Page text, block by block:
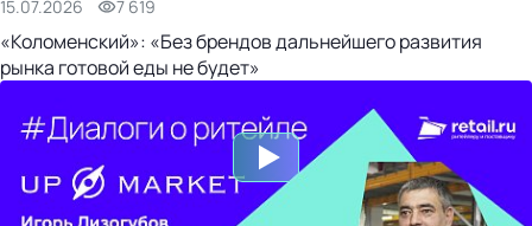
15.07.2026 7 619
«Коломенский»: «Без брендов дальнейшего развития
рынка готовой еды не будет»